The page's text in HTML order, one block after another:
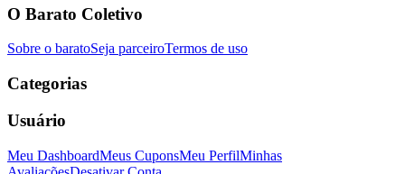
O Barato Coletivo
Sobre o baratoSeja parceiroTermos de uso
Categorias
Usuário
Meu DashboardMeus CuponsMeu PerfilMinhas